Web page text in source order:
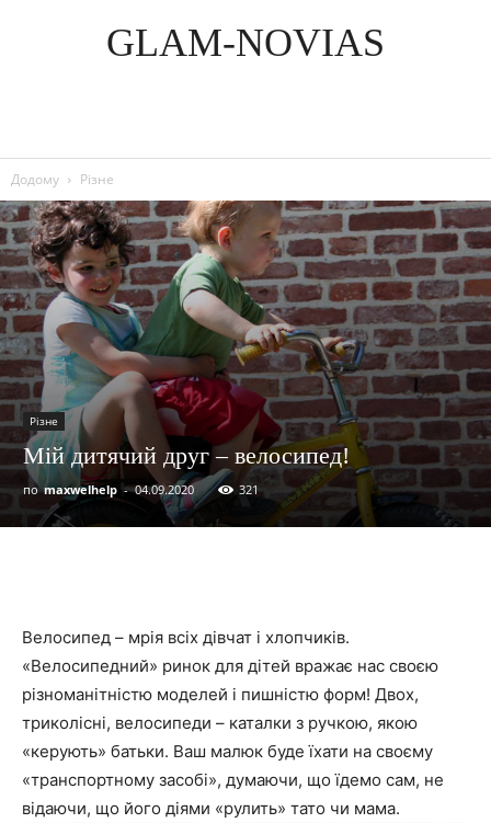
GLAM-NOVIAS
Додому Різне
Різне
Мій дитячий друг – велосипед!
по maxwelhelp - 04.09.2020 321
Велосипед – мрія всіх дівчат і хлопчиків.
«Велосипедний» ринок для дітей вражає нас своєю
різноманітністю моделей і пишністю форм! Двох,
триколісні, велосипеди – каталки з ручкою, якою
«керують» батьки. Ваш малюк буде їхати на своєму
«транспортному засобі», думаючи, що їдемо сам, не
відаючи, що його діями «рулить» тато чи мама.